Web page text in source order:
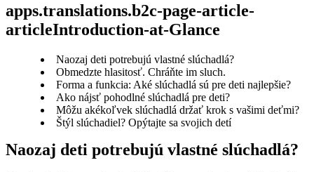
apps.translations.b2c-page-article-
articleIntroduction-at-Glance
Naozaj deti potrebujú vlastné slúchadlá?
Obmedzte hlasitosť. Chráňte im sluch.
Forma a funkcia: Aké slúchadlá sú pre deti najlepšie?
Ako nájsť pohodlné slúchadlá pre deti?
Môžu akékoľvek slúchadlá držať krok s vašimi deťmi?
Štýl slúchadiel? Opýtajte sa svojich detí
Naozaj deti potrebujú vlastné slúchadlá?